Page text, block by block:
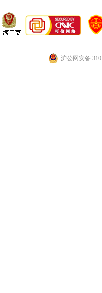
沪公网安备